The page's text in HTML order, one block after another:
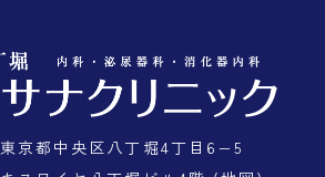
東京都中央区八丁堀4丁目6−5